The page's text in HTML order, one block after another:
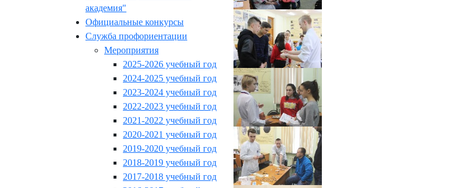
академия"
Официальные конкурсы
Служба профориентации
Мероприятия
2025-2026 учебный год
2024-2025 учебный год
2023-2024 учебный год
2022-2023 учебный год
2021-2022 учебный год
2020-2021 учебный год
2019-2020 учебный год
2018-2019 учебный год
2017-2018 учебный год